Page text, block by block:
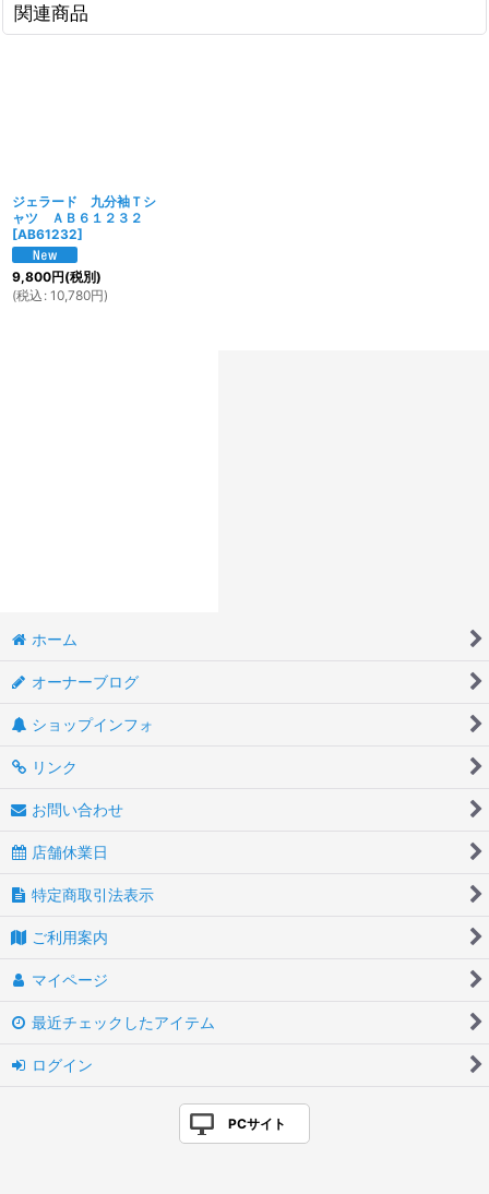
関連商品
ジェラード 九分袖Ｔシ
ャツ ＡＢ６１２３２
[AB61232]
9,800円(税別)
(税込 : 10,780円)
ホーム
オーナーブログ
ショップインフォ
リンク
お問い合わせ
店舗休業日
特定商取引法表示
ご利用案内
マイページ
最近チェックしたアイテム
ログイン
PCサイト